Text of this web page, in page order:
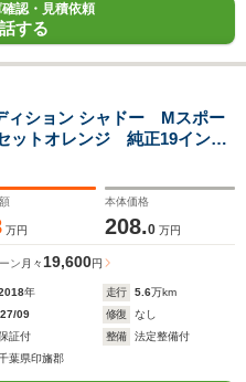
認・見積依頼
する
ィション シャドー Mスポー
ットオレンジ 純正19インチ
スポイラー アダプティブ
ザーシート パドルシフ
万円
本体価格
208.0 万円
ン 月々 19,600円
年 走行 5.6万km
09 修復
なし
証付 整備
法定整備付
葉県印旛郡